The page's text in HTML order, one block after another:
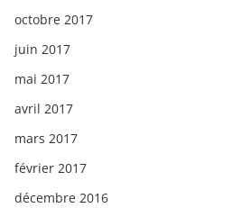
octobre 2017
juin 2017
mai 2017
avril 2017
mars 2017
février 2017
décembre 2016